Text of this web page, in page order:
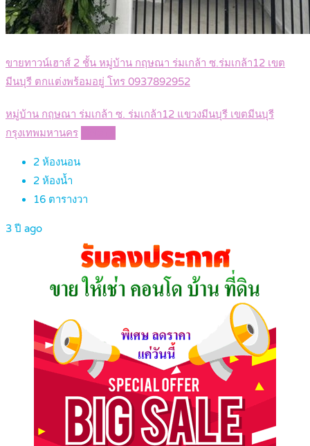
ขายทาวน์เฮาส์ 2 ชั้น หมู่บ้าน กฤษณา ร่มเกล้า ซ.ร่มเกล้า12 เขต
มีนบุรี ตกแต่งพร้อมอยู่ โทร 0937892952
หมู่บ้าน กฤษณา ร่มเกล้า ซ. ร่มเกล้า12 แขวงมีนบุรี เขตมีนบุรี
กรุงเทพมหานคร
2 ห้องนอน
2 ห้องน้ำ
16 ตารางวา
3 ปี ago